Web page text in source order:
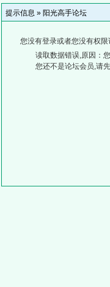
提示信息 » 阳光高手论坛
您没有登录或者您没有权
读取数据错误,原因：
您还不是论坛会员,请